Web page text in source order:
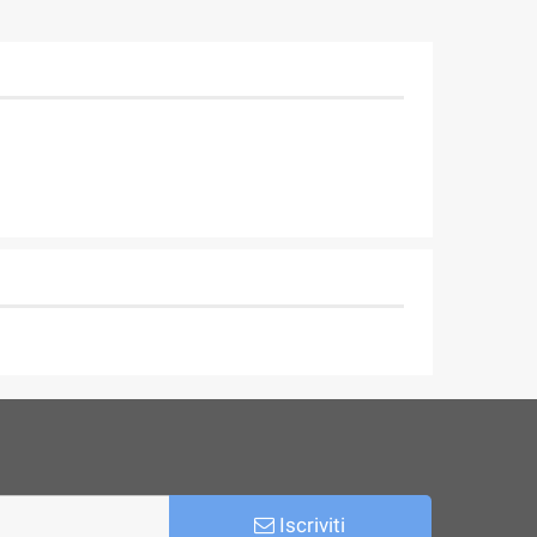
Iscriviti